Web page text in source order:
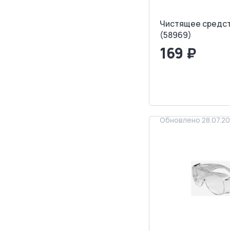
Чистящее
(58969)
169 ₽
Обновлено